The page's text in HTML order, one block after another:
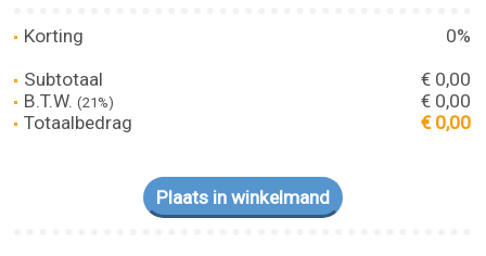
Korting
0%
Subtotaal
€ 0,00
B.T.W.(21%)
€ 0,00
Totaalbedrag
€ 0,00